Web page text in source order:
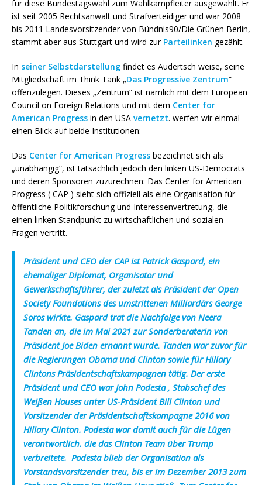
für diese Bundestagswahl zum Wahlkampfleiter ausgewählt. Er
ist seit 2005 Rechtsanwalt und Strafverteidiger und war 2008
bis 2011 Landesvorsitzender von Bündnis90/Die Grünen Berlin,
stammt aber aus Stuttgart und wird zur Parteilinken gezählt.
In seiner Selbstdarstellung findet es Audertsch weise, seine
Mitgliedschaft im Think Tank „Das Progressive Zentrum“
offenzulegen. Dieses „Zentrum“ ist nämlich mit dem European
Council on Foreign Relations und mit dem Center for
American Progress in den USA vernetzt. werfen wir einmal
einen Blick auf beide Institutionen:
Das Center for American Progress bezeichnet sich als
„unabhängig“, ist tatsächlich jedoch den linken US-Democrats
und deren Sponsoren zuzurechnen: Das Center for American
Progress ( CAP ) sieht sich offiziell als eine Organisation für
öffentliche Politikforschung und Interessenvertretung, die
einen linken Standpunkt zu wirtschaftlichen und sozialen
Fragen vertritt.
Präsident und CEO der CAP ist Patrick Gaspard, ein
ehemaliger Diplomat, Organisator und
Gewerkschaftsführer, der zuletzt als Präsident der Open
Society Foundations des umstrittenen Milliardärs George
Soros wirkte. Gaspard trat die Nachfolge von Neera
Tanden an, die im Mai 2021 zur Sonderberaterin von
Präsident Joe Biden ernannt wurde. Tanden war zuvor für
die Regierungen Obama und Clinton sowie für Hillary
Clintons Präsidentschaftskampagnen tätig. Der erste
Präsident und CEO war John Podesta , Stabschef des
Weißen Hauses unter US-Präsident Bill Clinton und
Vorsitzender der Präsidentschaftskampagne 2016 von
Hillary Clinton. Podesta war damit auch für die Lügen
verantwortlich. die das Clinton Team über Trump
verbreitete. Podesta blieb der Organisation als
Vorstandsvorsitzender treu, bis er im Dezember 2013 zum